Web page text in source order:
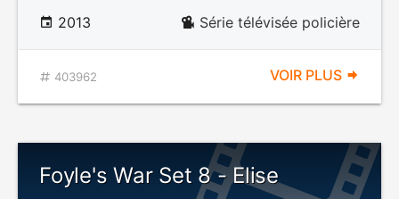
2013 Série télévisée policière
403962 VOIR PLUS
Foyle's War Set 8 - Elise